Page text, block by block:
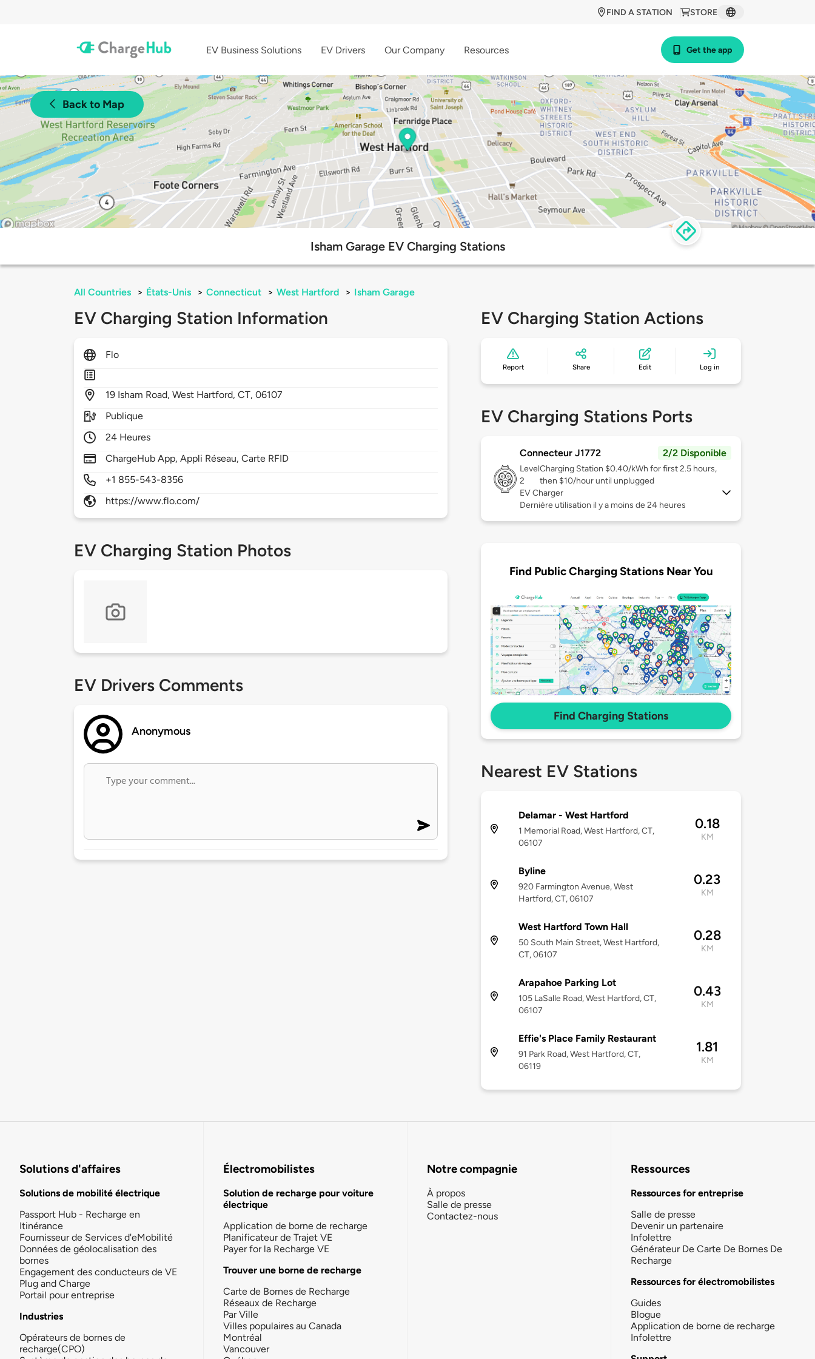
STORE
FIND A STATION
EV Business Solutions EV Drivers Our Company Resources Get the app
Back to Map
Isham Garage EV Charging Stations
All Countries > États-Unis > Connecticut > West Hartford > Isham Garage
EV Charging Station Information
Flo
19 Isham Road,West Hartford,CT,06107
Publique
24 Heures
ChargeHub App, Appli Réseau, Carte RFID
+1 855-543-8356
https://www.flo.com/
EV Charging Station Photos
EV Drivers Comments
Anonymous
EV Charging Station Actions
Report Share Edit Log in
EV Charging Stations Ports
Connecteur J1772 2/2 Disponible
Level
2
Charging Station $0.40/kWh for first 2.5 hours,
then $10/hour until unplugged
EV Charger
Dernière utilisation il y a moins de 24 heures
Find Public Charging Stations Near You
Find Charging Stations
Nearest EV Stations
Delamar - West Hartford
1 Memorial Road, West Hartford, CT,
06107
0.18
KM
Byline
920 Farmington Avenue, West
Hartford, CT, 06107
0.23
KM
West Hartford Town Hall
50 South Main Street, West Hartford,
CT, 06107
0.28
KM
Arapahoe Parking Lot
105 LaSalle Road, West Hartford, CT,
06107
0.43
KM
Effie's Place Family Restaurant
91 Park Road, West Hartford, CT,
06119
1.81
KM
Solutions d'affaires
Solutions de mobilité électrique
Passport Hub - Recharge en
Itinérance
Fournisseur de Services d'eMobilité
Données de géolocalisation des
bornes
Engagement des conducteurs de VE
Plug and Charge
Portail pour entreprise
Industries
Opérateurs de bornes de
recharge(CPO)
Électromobilistes
Solution de recharge pour voiture
électrique
Application de borne de recharge
Planificateur de Trajet VE
Payer for la Recharge VE
Trouver une borne de recharge
Carte de Bornes de Recharge
Réseaux de Recharge
Par Ville
Villes populaires au Canada
Montréal
Vancouver
Notre compagnie
À propos
Salle de presse
Contactez-nous
Ressources
Ressources for entreprise
Salle de presse
Devenir un partenaire
Infolettre
Générateur De Carte De Bornes De
Recharge
Ressources for électromobilistes
Guides
Blogue
Application de borne de recharge
Infolettre